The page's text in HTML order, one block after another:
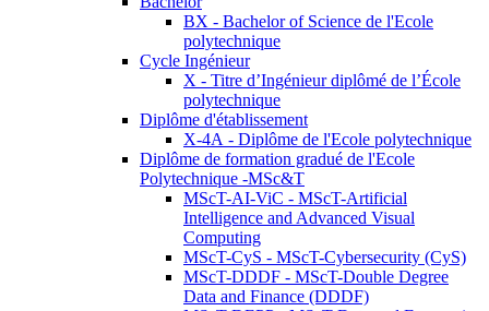
BX - Bachelor of Science de l'Ecole
polytechnique
Cycle Ingénieur
X - Titre d’Ingénieur diplômé de l’École
polytechnique
Diplôme d'établissement
X-4A - Diplôme de l'Ecole polytechnique
Diplôme de formation gradué de l'Ecole
Polytechnique -MSc&T
MScT-AI-ViC - MScT-Artificial
Intelligence and Advanced Visual
Computing
MScT-CyS - MScT-Cybersecurity (CyS)
MScT-DDDF - MScT-Double Degree
Data and Finance (DDDF)